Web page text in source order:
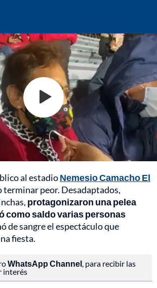
al estadioNemesio Camacho El
terminar peor. Desadaptados,
protagonizaron una pelea
como saldo varias personas
de sangre el espectáculo que
fiesta.
WhatsApp Channel , para recibir las
interés